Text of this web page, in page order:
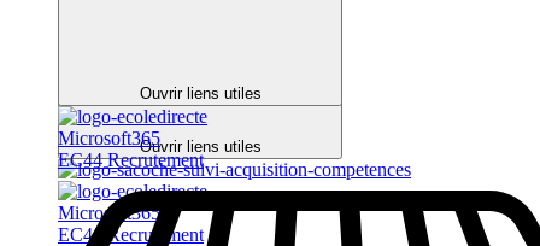
Ouvrir liens utiles
Microsoft365
EC44 Recrutement
Ouvrir liens utiles
Microsoft365
EC44 Recrutement